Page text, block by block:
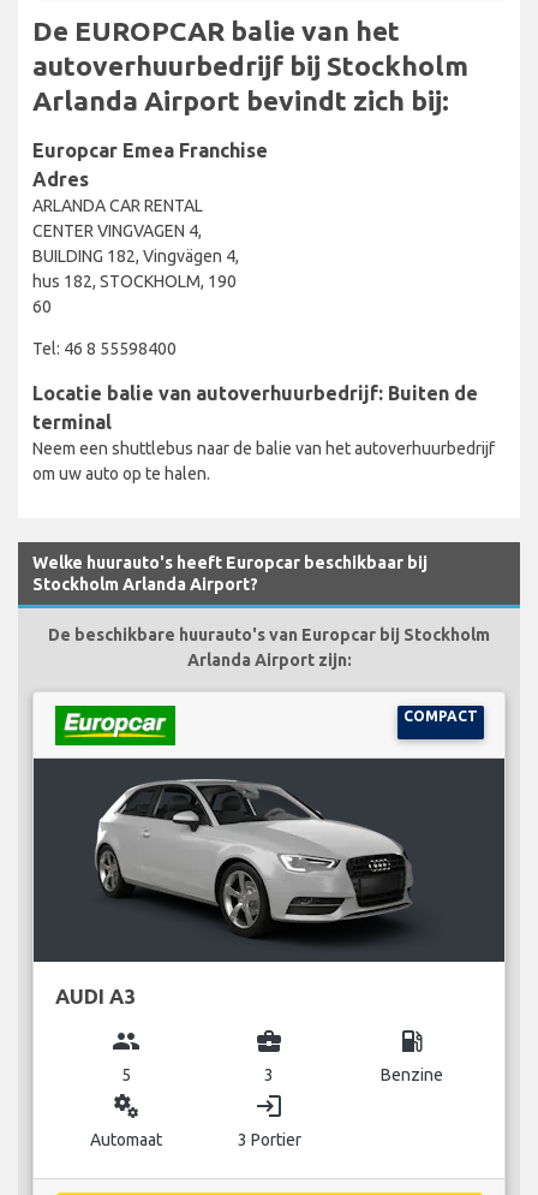
De EUROPCAR balie van het
autoverhuurbedrijf bij Stockholm
Arlanda Airport bevindt zich bij:
Europcar Emea Franchise
Adres
ARLANDA CAR RENTAL
CENTER VINGVAGEN 4,
BUILDING 182, Vingvägen 4,
hus 182, STOCKHOLM, 190
60
Tel: 46 8 55598400
Locatie balie van autoverhuurbedrijf: Buiten de
terminal
Neem een shuttlebus naar de balie van het autoverhuurbedrijf
om uw auto op te halen.
Welke huurauto's heeft Europcar beschikbaar bij
Stockholm Arlanda Airport?
De beschikbare huurauto's van Europcar bij Stockholm
Arlanda Airport zijn:
COMPACT
AUDI A3
group
5
business_center
3
local_gas_station
Benzine
miscellaneous_services
Automaat
login
3 Portier